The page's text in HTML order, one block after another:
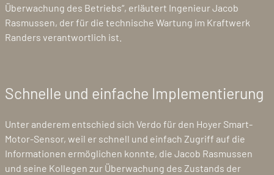
Überwachung des Betriebs“, erläutert Ingenieur Jacob
Rasmussen, der für die technische Wartung im Kraftwerk
Randers verantwortlich ist.
Schnelle und einfache Implementierung
Unter anderem entschied sich Verdo für den Hoyer Smart-
Motor-Sensor, weil er schnell und einfach Zugriff auf die
Informationen ermöglichen konnte, die Jacob Rasmussen
und seine Kollegen zur Überwachung des Zustands der